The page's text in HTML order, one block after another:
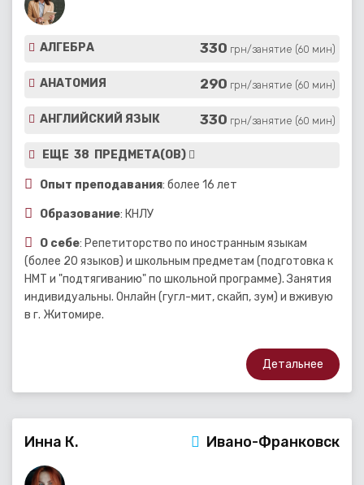
АЛГЕБРА 330 грн/занятие (60 мин)
АНАТОМИЯ 290 грн/занятие (60 мин)
АНГЛИЙСКИЙ ЯЗЫК 330 грн/занятие (60 мин)
ЕЩЕ 38 ПРЕДМЕТА(ОВ)
Опыт преподавания: более 16 лет
Образование: КНЛУ
О себе: Репетиторство по иностранным языкам
(более 20 языков) и школьным предметам (подготовка к
НМТ и "подтягиванию" по школьной программе). Занятия
индивидуальны. Онлайн (гугл-мит, скайп, зум) и вживую
в г. Житомире.
Детальнее
Инна К. Ивано-Франковск